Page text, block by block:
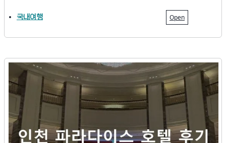
국내여행 Open